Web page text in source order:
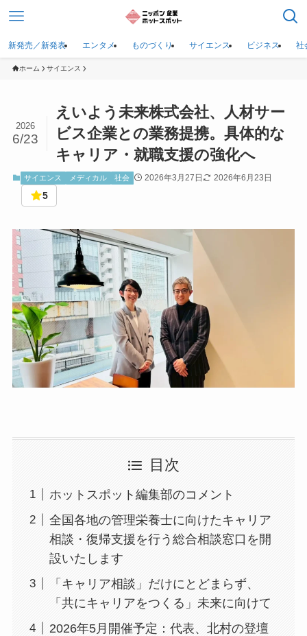
新発売／新発表 エンタメ ものづくり サイエンス ビジネス 社
ホーム サイエンス
えいよう未来株式会社、人材サー
ビス企業との業務提携。具体的な
キャリア・就職支援の強化へ
2026
6/23
サイエンス メディカル 社会 2026年3月27日 2026年6月23日
5
目次
ホットスポット編集部のコメント
全国各地の管理栄養士に向けたキャリア
相談・復帰支援を行う総合相談窓口を開
設いたします
「キャリア相談」だけにとどまらず、
「共にキャリアをつくる」未来に向けて
2026年5月開催予定：代表、北村の登壇